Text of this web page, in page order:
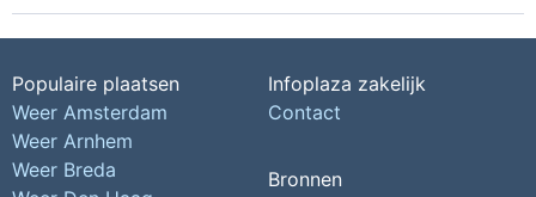
Populaire plaatsen
Weer Amsterdam
Weer Arnhem
Weer Breda
Infoplaza zakelijk
Contact
Bronnen